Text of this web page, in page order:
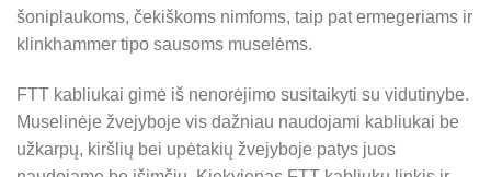
šoniplaukoms, čekiškoms nimfoms, taip pat ermegeriams ir
klinkhammer tipo sausoms muselėms.
FTT kabliukai gimė iš nenorėjimo susitaikyti su vidutinybe.
Muselinėje žvejyboje vis dažniau naudojami kabliukai be
užkarpų, kiršlių bei upėtakių žvejyboje patys juos